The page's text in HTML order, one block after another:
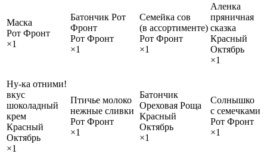
Маска
Рот Фронт
×1
Батончик Рот
Фронт
Рот Фронт
×1
Семейка сов
(в ассортименте)
Рот Фронт
×1
Аленка
пряничная
сказка
Красный
Октябрь
×1
Ну-ка отними!
вкус
шоколадный
крем
Красный
Октябрь
×1
Птичье молоко
нежные сливки
Рот Фронт
×1
Батончик
Ореховая Роща
Красный
Октябрь
×1
Солнышко
с семечками
Рот Фронт
×1